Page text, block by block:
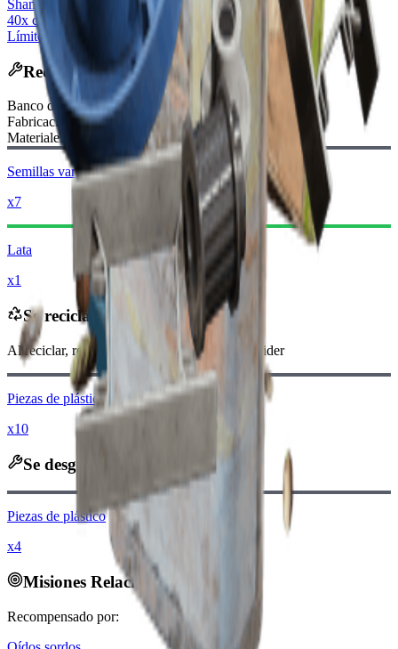
Shani
40x creds
Límite: 3
Se repone diariamente
Receta de Fabricación
Banco de Trabajo:
Fabricación en incursión
Materiales Requeridos:
Semillas variadas
x7
Lata
x1
Se recicla en
Al reciclar, recibirás -400 menos Monedas Raider
Piezas de plástico
x10
Se desguaza en
Piezas de plástico
x4
Misiones Relacionadas
Recompensado por: